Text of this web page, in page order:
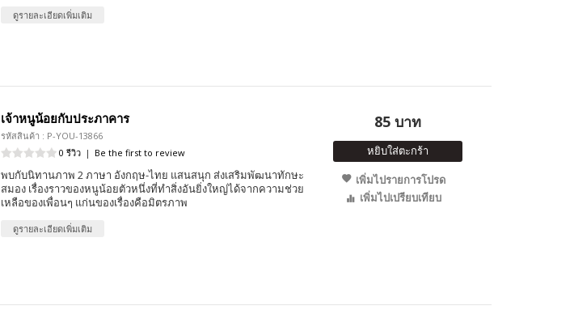
ดูรายละเอียดเพิ่มเติม
เจ้าหนูน้อยกับประภาคาร
รหัสสินค้า : P-YOU-13866
0 รีวิว | Be the first to review
พบกับนิทานภาพ 2 ภาษา อังกฤษ-ไทย แสนสนุก ส่งเสริมพัฒนาทักษะ
สมอง เรื่องราวของหนูน้อยตัวหนึ่งที่ทำสิ่งอันยิ่งใหญ่ได้จากความช่วย
เหลือของเพื่อนๆ แก่นของเรื่องคือมิตรภาพ
ดูรายละเอียดเพิ่มเติม
85 บาท
หยิบใส่ตะกร้า
เพิ่มไปรายการโปรด
เพิ่มไปเปรียบเทียบ